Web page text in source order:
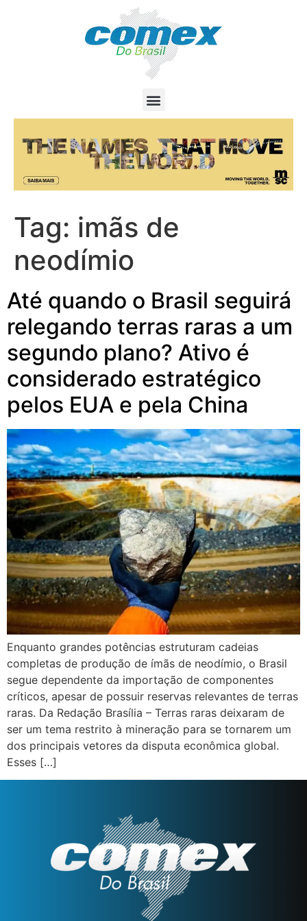
Tag: imãs de
neodímio
Até quando o Brasil seguirá
relegando terras raras a um
segundo plano? Ativo é
considerado estratégico
pelos EUA e pela China
Enquanto grandes potências estruturam cadeias
completas de produção de ímãs de neodímio, o Brasil
segue dependente da importação de componentes
críticos, apesar de possuir reservas relevantes de terras
raras. Da Redação Brasília – Terras raras deixaram de
ser um tema restrito à mineração para se tornarem um
dos principais vetores da disputa econômica global.
Esses […]